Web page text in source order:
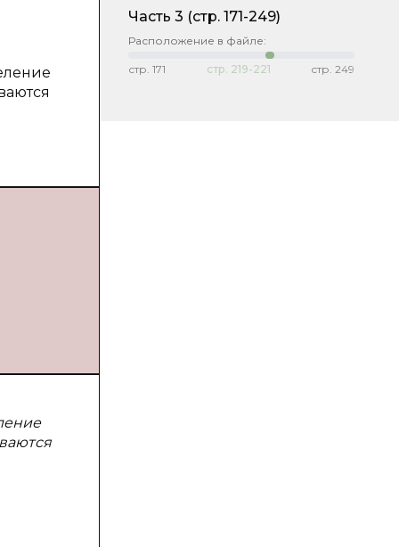
Часть 3 (стр. 171-249)
Расположение в файле:
стр. 171 стр. 219-221 стр. 249